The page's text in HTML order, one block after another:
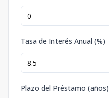
Tasa de Interés Anual (%)
Plazo del Préstamo (años)